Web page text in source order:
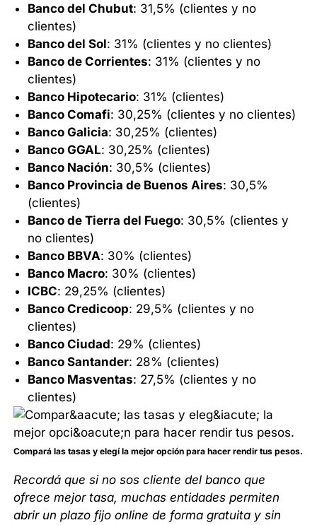
Banco del Chubut: 31,5% (clientes y no
clientes)
Banco del Sol: 31% (clientes y no clientes)
Banco de Corrientes: 31% (clientes y no
clientes)
Banco Hipotecario: 31% (clientes)
Banco Comafi: 30,25% (clientes y no clientes)
Banco Galicia: 30,25% (clientes)
Banco GGAL: 30,25% (clientes)
Banco Nación: 30,5% (clientes)
Banco Provincia de Buenos Aires: 30,5%
(clientes)
Banco de Tierra del Fuego: 30,5% (clientes y
no clientes)
Banco BBVA: 30% (clientes)
Banco Macro: 30% (clientes)
ICBC: 29,25% (clientes)
Banco Credicoop: 29,5% (clientes y no
clientes)
Banco Ciudad: 29% (clientes)
Banco Santander: 28% (clientes)
Banco Masventas: 27,5% (clientes y no
clientes)
Compará las tasas y elegí la mejor opción para hacer rendir tus pesos.
Recordá que si no sos cliente del banco que
ofrece mejor tasa, muchas entidades permiten
abrir un plazo fijo online de forma gratuita y sin